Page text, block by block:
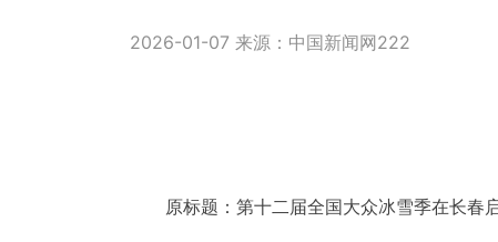
2026-01-07 来源：中国新闻网222
原标题：第十二届全国大众冰雪季在长春